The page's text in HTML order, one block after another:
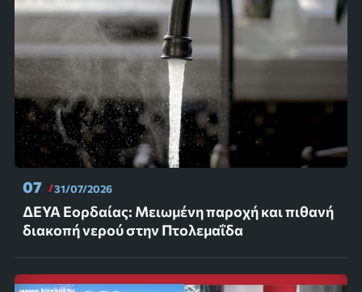
07 31/07/2026
ΔΕΥΑ Εορδαίας: Μειωμένη παροχή και πιθανή
διακοπή νερού στην Πτολεμαΐδα